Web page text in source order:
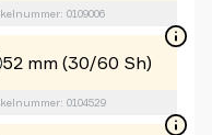
0109006
52 mm (30/60 Sh)
0104529